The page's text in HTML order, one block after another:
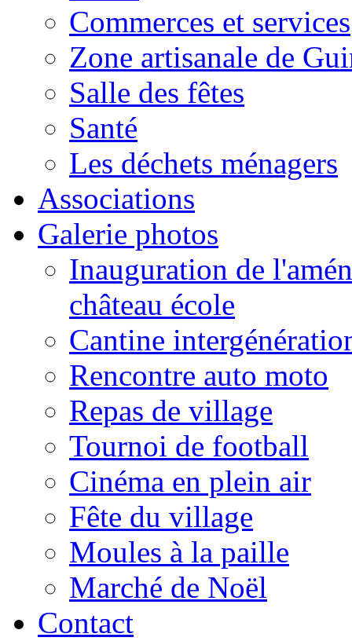
Commerces et services
Zone artisanale de
Salle des fêtes
Santé
Les déchets ménagers
Associations
Galerie photos
Inauguration de
château école
Cantine
Rencontre auto moto
Repas de village
Tournoi de football
Cinéma en plein air
Fête du village
Moules à la paille
Marché de Noël
Contact